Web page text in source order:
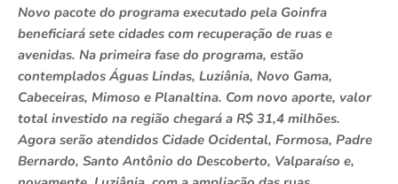
Novo pacote do programa executado pela Goinfra
beneficiará sete cidades com recuperação de ruas e
avenidas. Na primeira fase do programa, estão
contemplados Águas Lindas, Luziânia, Novo Gama,
Cabeceiras, Mimoso e Planaltina. Com novo aporte, valor
total investido na região chegará a R$ 31,4 milhões.
Agora serão atendidos Cidade Ocidental, Formosa, Padre
Bernardo, Santo Antônio do Descoberto, Valparaíso e,